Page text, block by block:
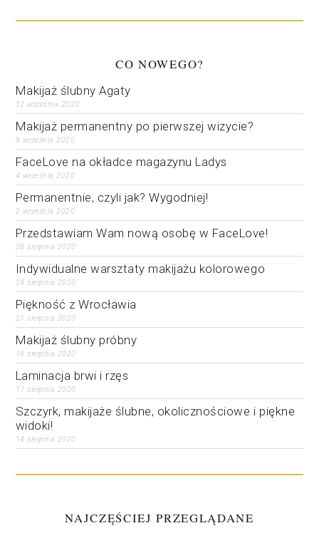
CO NOWEGO?
Makijaż ślubny Agaty
12 września 2020
Makijaż permanentny po pierwszej wizycie?
8 września 2020
FaceLove na okładce magazynu Ladys
4 września 2020
Permanentnie, czyli jak? Wygodniej!
2 września 2020
Przedstawiam Wam nową osobę w FaceLove!
28 sierpnia 2020
Indywidualne warsztaty makijażu kolorowego
24 sierpnia 2020
Piękność z Wrocławia
21 sierpnia 2020
Makijaż ślubny próbny
19 sierpnia 2020
Laminacja brwi i rzęs
17 sierpnia 2020
Szczyrk, makijaże ślubne, okolicznościowe i piękne
widoki!
14 sierpnia 2020
NAJCZĘŚCIEJ PRZEGLĄDANE